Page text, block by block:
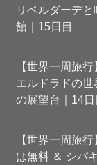
リベルダーデ
館｜15日目
【世界一周旅
エルドラドの
の展望台｜14日
【世界一周旅
は無料 ＆ シパ